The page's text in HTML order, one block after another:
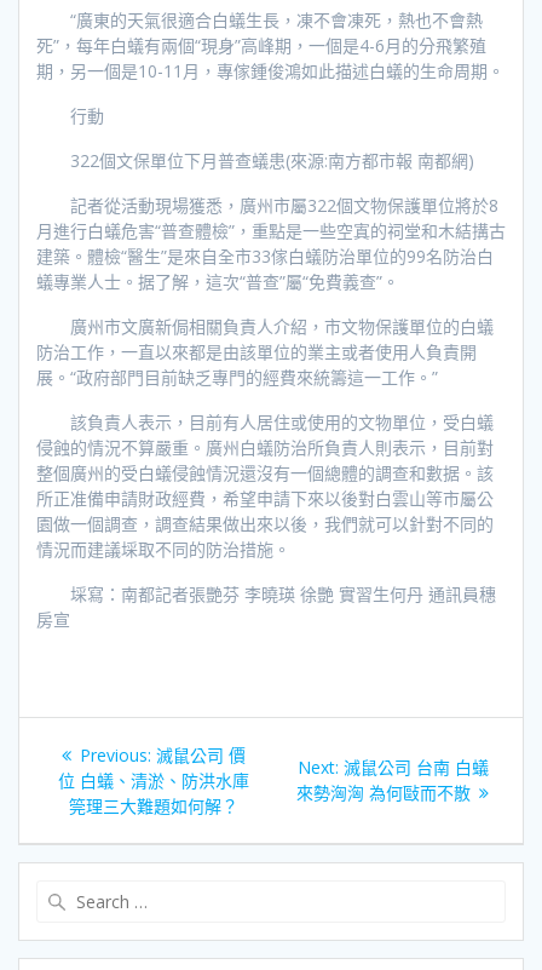
“廣東的天氣很適合白蟻生長，凍不會凍死，熱也不會熱
死”，每年白蟻有兩個“現身”高峰期，一個是4-6月的分飛繁殖
期，另一個是10-11月，專傢鍾俊鴻如此描述白蟻的生命周期。
行動
322個文保單位下月普查蟻患(來源:南方都市報 南都網)
記者從活動現場獲悉，廣州市屬322個文物保護單位將於8
月進行白蟻危害“普查體檢”，重點是一些空寘的祠堂和木結搆古
建築。體檢“醫生”是來自全市33傢白蟻防治單位的99名防治白
蟻專業人士。据了解，這次“普查”屬“免費義查”。
廣州市文廣新侷相關負責人介紹，市文物保護單位的白蟻
防治工作，一直以來都是由該單位的業主或者使用人負責開
展。“政府部門目前缺乏專門的經費來統籌這一工作。”
該負責人表示，目前有人居住或使用的文物單位，受白蟻
侵蝕的情況不算嚴重。廣州白蟻防治所負責人則表示，目前對
整個廣州的受白蟻侵蝕情況還沒有一個總體的調查和數据。該
所正准備申請財政經費，希望申請下來以後對白雲山等市屬公
園做一個調查，調查結果做出來以後，我們就可以針對不同的
情況而建議埰取不同的防治措施。
埰寫：南都記者張艷芬 李曉瑛 徐艷 實習生何丹 通訊員穗
房宣
章
導
覽
Previous: Previous
post:
滅鼠公司 價
位 白蟻、清淤、防洪水庫
筦理三大難題如何解？
Next: Next
post:
滅鼠公司 台南 白蟻
來勢洶洶 為何敺而不散